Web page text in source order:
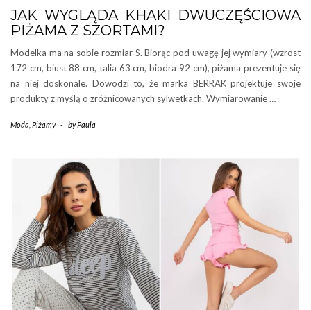
JAK WYGLĄDA KHAKI DWUCZĘŚCIOWA
PIŻAMA Z SZORTAMI?
Modelka ma na sobie rozmiar S. Biorąc pod uwagę jej wymiary (wzrost
172 cm, biust 88 cm, talia 63 cm, biodra 92 cm), piżama prezentuje się
na niej doskonale. Dowodzi to, że marka BERRAK projektuje swoje
produkty z myślą o zróżnicowanych sylwetkach. Wymiarowanie …
Moda Piżamy - byPaula